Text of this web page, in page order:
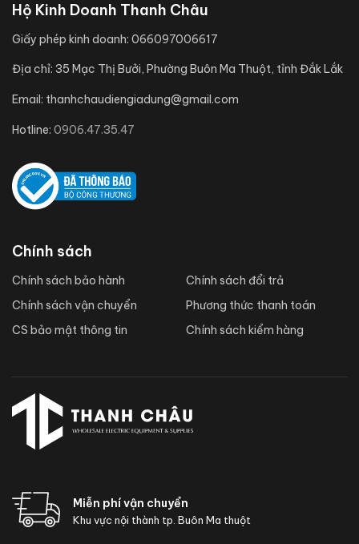
Hộ Kinh Doanh Thanh Châu
Giấy phép kinh doanh: 066097006617
Địa chỉ: 35 Mạc Thị Bưởi, Phường Buôn Ma Thuột, tỉnh Đắk Lắk
Email: thanhchaudiengiadung@gmail.com
Hotline: 0906.47.35.47
Chính sách
Chính sách bảo hành
Chính sách vận chuyển
CS bảo mật thông tin
Chính sách đổi trả
Phương thức thanh toán
Chính sách kiểm hàng
Miễn phí vận chuyển
Khu vực nội thành tp. Buôn Ma thuột